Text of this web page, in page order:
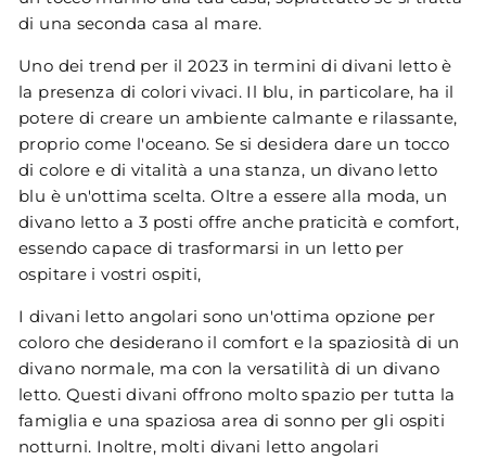
di una seconda casa al mare.
Uno dei trend per il 2023 in termini di divani letto è
la presenza di colori vivaci. Il blu, in particolare, ha il
potere di creare un ambiente calmante e rilassante,
proprio come l'oceano. Se si desidera dare un tocco
di colore e di vitalità a una stanza, un divano letto
blu è un'ottima scelta. Oltre a essere alla moda, un
divano letto a 3 posti offre anche praticità e comfort,
essendo capace di trasformarsi in un letto per
ospitare i vostri ospiti,
I divani letto angolari sono un'ottima opzione per
coloro che desiderano il comfort e la spaziosità di un
divano normale, ma con la versatilità di un divano
letto. Questi divani offrono molto spazio per tutta la
famiglia e una spaziosa area di sonno per gli ospiti
notturni. Inoltre, molti divani letto angolari